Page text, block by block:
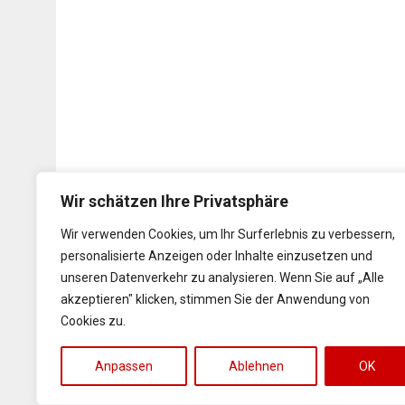
Wir schätzen Ihre Privatsphäre
Wir verwenden Cookies, um Ihr Surferlebnis zu verbessern,
personalisierte Anzeigen oder Inhalte einzusetzen und
unseren Datenverkehr zu analysieren. Wenn Sie auf „Alle
akzeptieren" klicken, stimmen Sie der Anwendung von
Cookies zu.
Anpassen Ablehnen OK